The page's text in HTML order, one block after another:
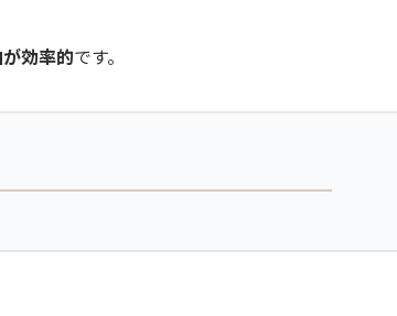
効率的です。